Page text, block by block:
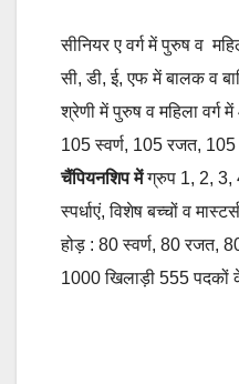
सीनियर ए वर्ग में पुरुष व
सी, डी, ई, एफ में बालक व
श्रेणी में पुरुष व महिला वर्ग
105 स्वर्ण, 105 रजत, 105
चैंपियनशिप मेंग्रुप 1, 2, 3,
स्पर्धाएं, विशेष बच्चों व
होड़ : 80 स्वर्ण, 80 रजत,
1000 खिलाड़ी 555 पदकों